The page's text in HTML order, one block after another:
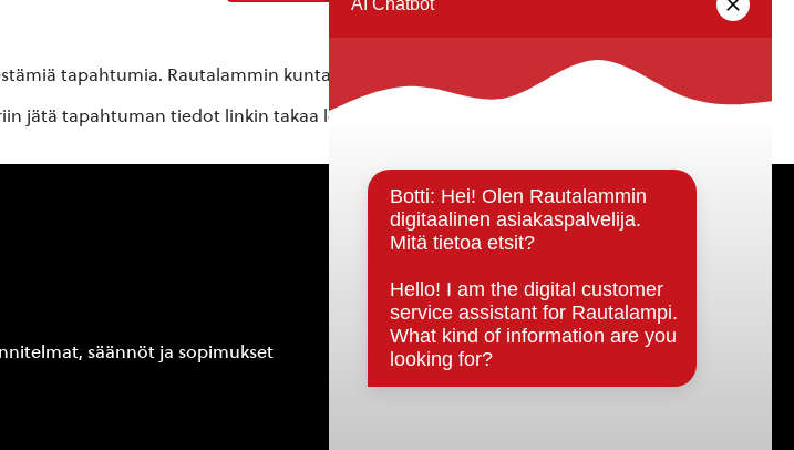
tapahtumia. Rautalammin kunta ei vastaa tietojen oikeellisuudesta.
jätä tapahtuman tiedot linkin takaa löytyvällä
säännöt ja sopimukset
Päätöksenteko ja lähidemokratia
Päätökset, esityslistat & pöytäkirjat
Hallinto
Kunnanhallitus
Kunnanvaltuusto